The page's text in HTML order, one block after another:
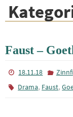
Faust –
18.11.18
Drama, Faust,